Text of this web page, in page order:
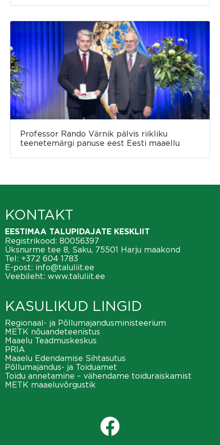
Professor Rando Värnik pälvis riikliku
teenetemärgi panuse eest Eesti maaellu
KONTAKT
EESTIMAA TALUPIDAJATE KESKLIIT
Registrikood: 80056397
Üksnurme tee 8, Saku, 75501 Harju maakond
Tel: +372 604 1783
E-post: info@taluliit.ee
Veebileht: www.taluliit.ee
KASULIKUD LINGID
Regionaal- ja Põllumajandusministeerium
METK nõuandeteenistus
Maaelu Teadmuskeskus
PRIA
Maaelu Edendamise Sihtasutus
Põllumajandus- ja Toiduamet
Toidu annetamine – vähendame toiduraiskamist
METK maaeluvõrgustik